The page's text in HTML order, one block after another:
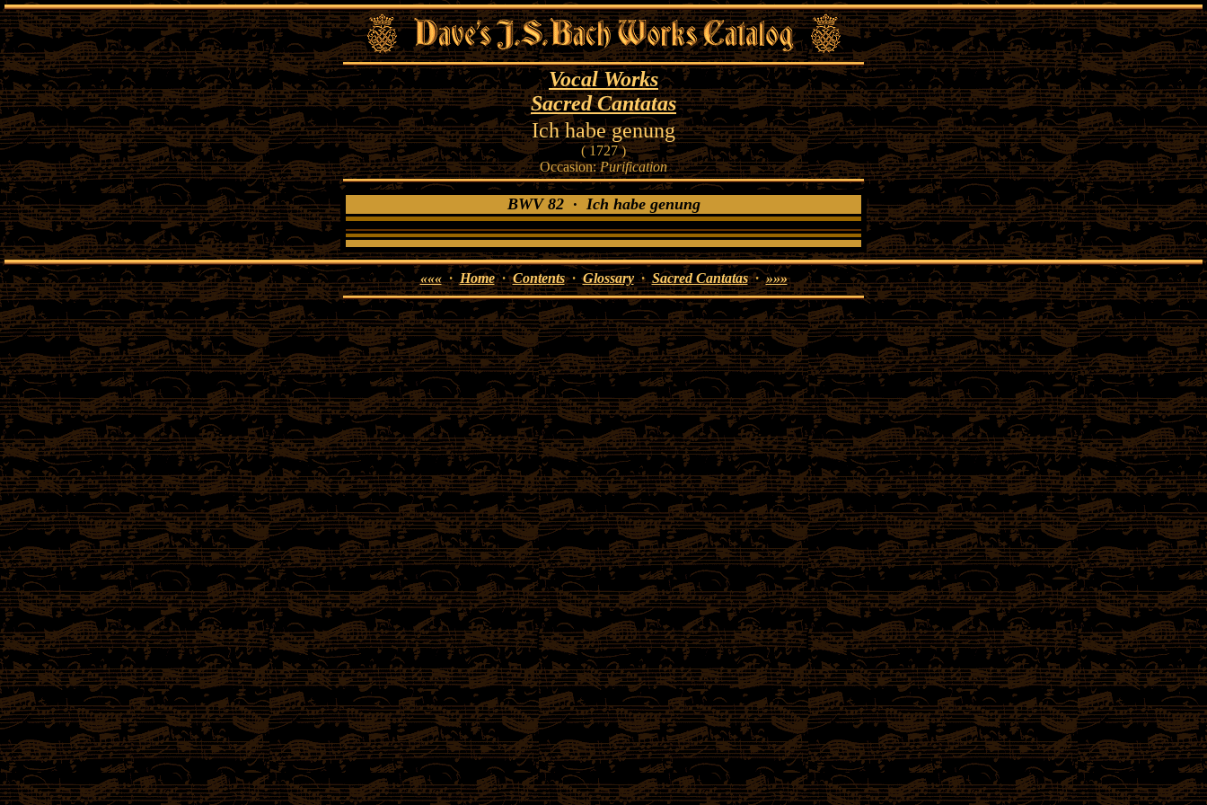
Vocal Works
Sacred Cantatas
Ich habe genung
( 1727 )
Occasion:Purification
BWV 82 · Ich habe genung
«««· Home·Contents·Glossary· Sacred Cantatas·»»»